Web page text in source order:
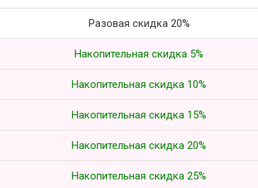
Разовая скидка 20%
Накопительная скидка 5%
Накопительная скидка 10%
Накопительная скидка 15%
Накопительная скидка 20%
Накопительная скидка 25%